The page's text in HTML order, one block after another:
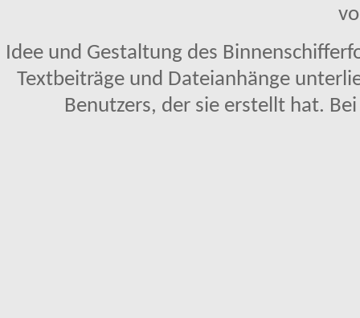
Idee und Gestaltung des
Textbeiträge und Dateianhänge
Benutzers, der sie erstellt hat.